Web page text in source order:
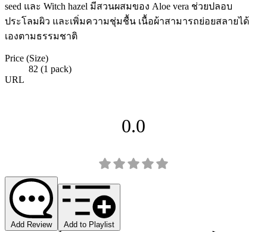
seed และ Witch hazel มีสวนผสมของ Aloe vera ช่วยปลอบ
ประโลมผิว และเพิ่มความชุ่มชื้น เนื้อผ้าสามารถย่อยสลายได้
เองตามธรรมชาติ
Price (Size)
82 (1 pack)
URL
0.0
Add Review Add to Playlist